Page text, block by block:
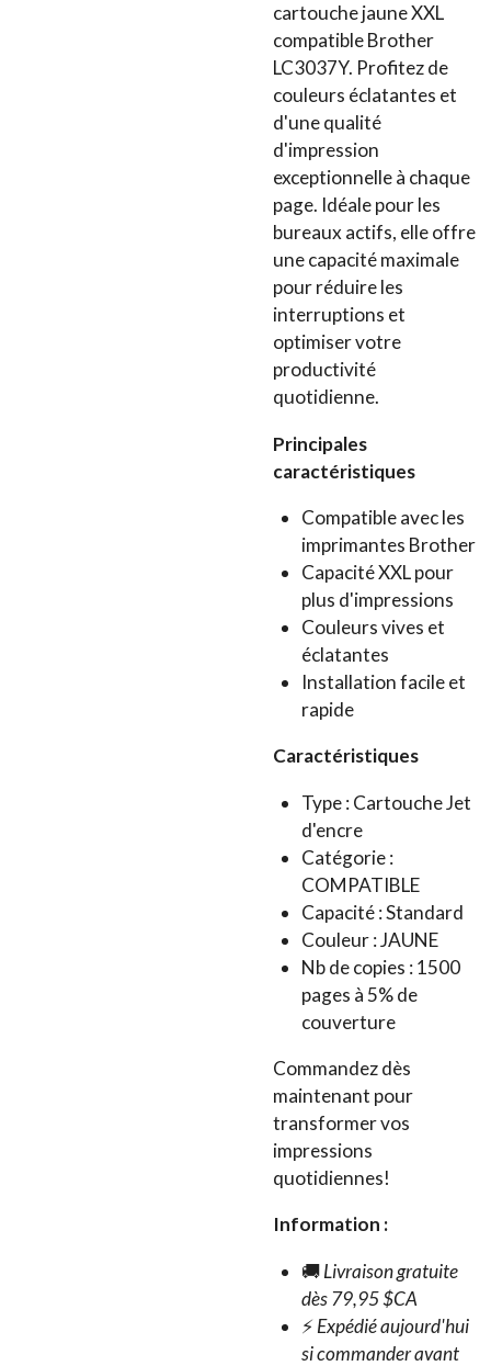
cartouche jaune XXL
compatible Brother
LC3037Y. Profitez de
couleurs éclatantes et
d'une qualité
d'impression
exceptionnelle à chaque
page. Idéale pour les
bureaux actifs, elle offre
une capacité maximale
pour réduire les
interruptions et
optimiser votre
productivité
quotidienne.
Principales
caractéristiques
Compatible avec les
imprimantes Brother
Capacité XXL pour
plus d'impressions
Couleurs vives et
éclatantes
Installation facile et
rapide
Caractéristiques
Type : Cartouche Jet
d'encre
Catégorie :
COMPATIBLE
Capacité : Standard
Couleur : JAUNE
Nb de copies : 1500
pages à 5% de
couverture
Commandez dès
maintenant pour
transformer vos
impressions
quotidiennes!
Information :
🚚Livraison gratuite
dès 79,95 $CA
⚡Expédié aujourd'hui
si commander avant